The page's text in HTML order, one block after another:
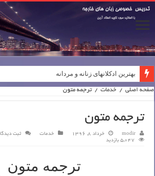
بهترین ادکلانهای زنانه و مردانه
صفحه اصلی / خدمات / ترجمه متون
ترجمه متون
modir خرداد 8, 1396 خدمات
ثبت
5,047 بازدید
ترجمه متون